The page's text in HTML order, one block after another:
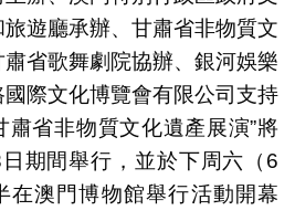
遊廳承辦、甘肅省非物質文
省歌舞劇院協辦、銀河娛樂
際文化博覽會有限公司支持
肅省非物質文化遺產展演”將
期間舉行，並於下周六（6
在澳門博物館舉行活動開幕